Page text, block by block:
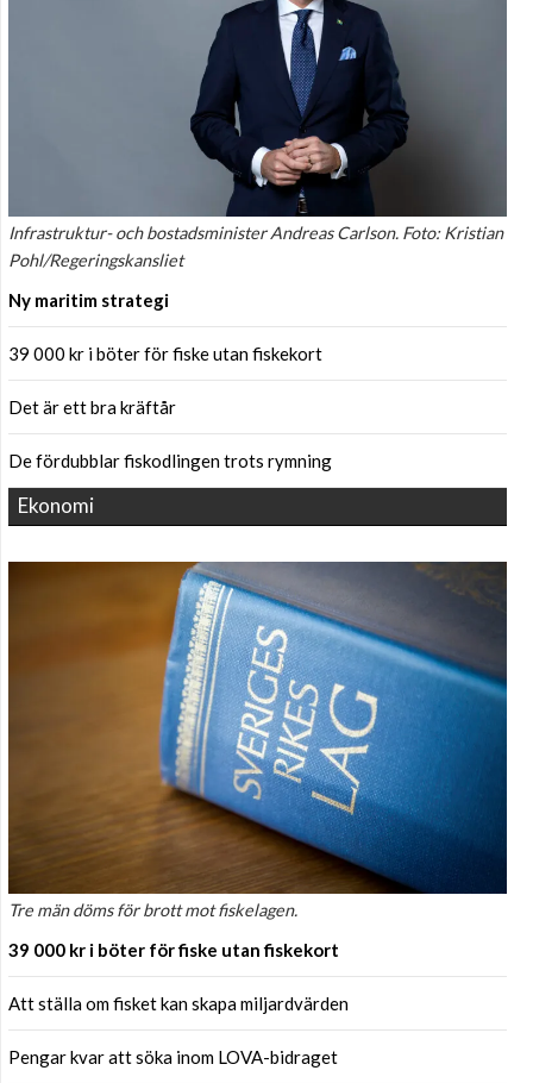
Infrastruktur- och bostadsminister Andreas Carlson. Foto: Kristian
Pohl/Regeringskansliet
Ny maritim strategi
39 000 kr i böter för fiske utan fiskekort
Det är ett bra kräftår
De fördubblar fiskodlingen trots rymning
Ekonomi
Tre män döms för brott mot fiskelagen.
39 000 kr i böter för fiske utan fiskekort
Att ställa om fisket kan skapa miljardvärden
Pengar kvar att söka inom LOVA-bidraget